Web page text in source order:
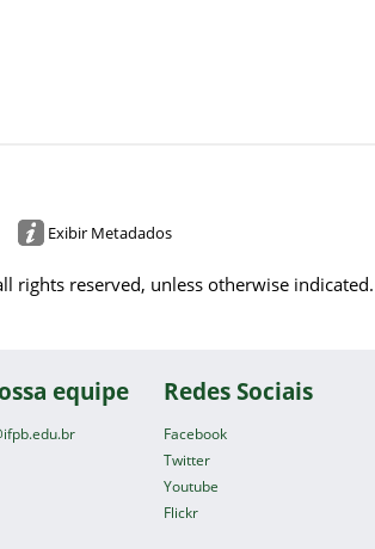
Exibir Metadados
rights reserved, unless otherwise indicated.
equipe Redes Sociais
Facebook
Twitter
Youtube
Flickr